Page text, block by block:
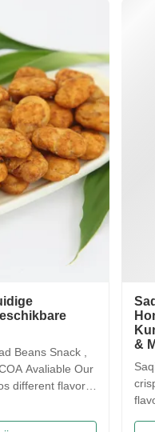
Snack ,
Avaliable Our
flavors
braod bean
&